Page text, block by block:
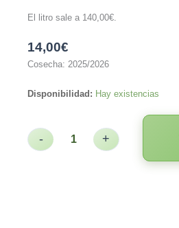
El litro sale a 140,00€
14,00€
Cosecha: 2025/2026
Disponibilidad: Hay existencias
- +